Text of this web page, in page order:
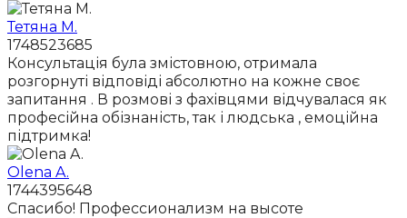
Тетяна М.
1748523685
Консультація була змістовною, отримала
розгорнуті відповіді абсолютно на кожне своє
запитання . В розмові з фахівцями відчувалася як
професійна обізнаність, так і людська , емоційна
підтримка!
Olena A.
1744395648
Спасибо! Профессионализм на высоте